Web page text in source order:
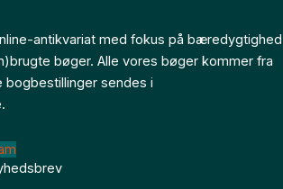
antikvariat med fokus på bæredygtighed
bøger. Alle vores bøger kommer fra
bogbestillinger sendes i